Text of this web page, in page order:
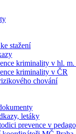
stažení
kriminality v hl. m.
kriminality v ČR
chování
letáky
prevence v